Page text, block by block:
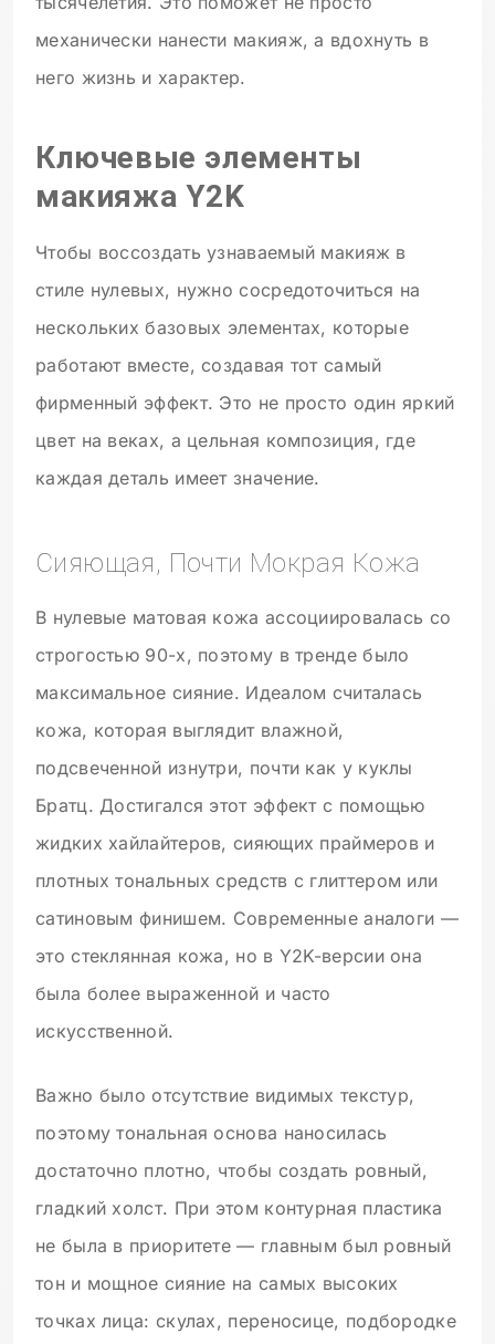
механически нанести макияж, а вдохнуть в
него жизнь и характер.
Ключевые элементы
макияжа Y2K
Чтобы воссоздать узнаваемый макияж в
стиле нулевых, нужно сосредоточиться на
нескольких базовых элементах, которые
работают вместе, создавая тот самый
фирменный эффект. Это не просто один яркий
цвет на веках, а цельная композиция, где
каждая деталь имеет значение.
Сияющая, Почти Мокрая Кожа
В нулевые матовая кожа ассоциировалась со
строгостью 90-х, поэтому в тренде было
максимальное сияние. Идеалом считалась
кожа, которая выглядит влажной,
подсвеченной изнутри, почти как у куклы
Братц. Достигался этот эффект с помощью
жидких хайлайтеров, сияющих праймеров и
плотных тональных средств с глиттером или
сатиновым финишем. Современные аналоги —
это стеклянная кожа, но в Y2K-версии она
была более выраженной и часто
искусственной.
Важно было отсутствие видимых текстур,
поэтому тональная основа наносилась
достаточно плотно, чтобы создать ровный,
гладкий холст. При этом контурная пластика
не была в приоритете — главным был ровный
тон и мощное сияние на самых высоких
точках лица: скулах, переносице, подбородке